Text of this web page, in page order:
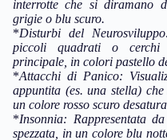
interrotte che si diramano
grigie o blu scuro.
*Disturbi del
piccoli quadrati o cerchi
principale, in colori pastello
*Attacchi di Panico:
appuntita (es. una stella)
un colore rosso scuro
*Insonnia: Rappresentata
spezzata, in un colore blu